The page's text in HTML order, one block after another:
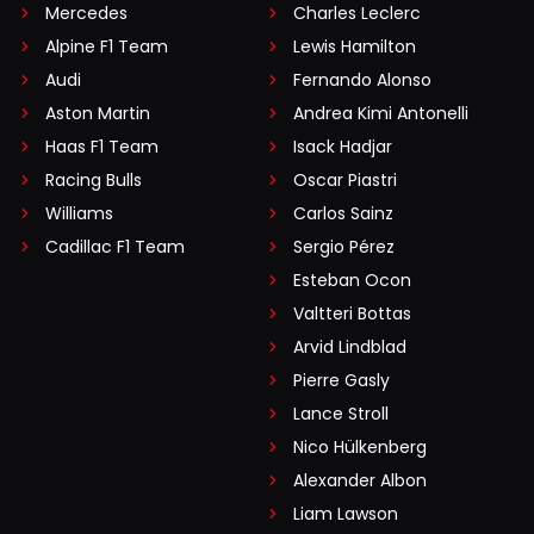
Mercedes
Alpine F1 Team
Audi
Aston Martin
Haas F1 Team
Racing Bulls
Williams
Cadillac F1 Team
Charles Leclerc
Lewis Hamilton
Fernando Alonso
Andrea Kimi Antonelli
Isack Hadjar
Oscar Piastri
Carlos Sainz
Sergio Pérez
Esteban Ocon
Valtteri Bottas
Arvid Lindblad
Pierre Gasly
Lance Stroll
Nico Hülkenberg
Alexander Albon
Liam Lawson